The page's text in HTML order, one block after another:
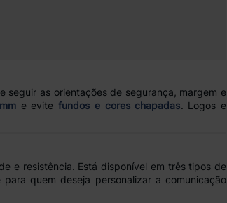
e seguir as orientações de segurança, margem e
e evitefundos e cores chapadas. Logos e
e resistência. Está disponível em três tipos de
para quem deseja personalizar a comunicação